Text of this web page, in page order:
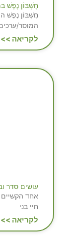
חֶשְׁבּוֹן נֶפֶשׁ
חֶשְׁבּוֹן נֶפֶשׁ
המוסר/
לקריאה >>
עושים סדר
אחד הקשיים
חיי בני
לקריאה >>